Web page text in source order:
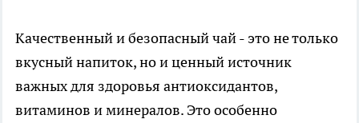
Качественный и безопасный чай - это не только
вкусный напиток, но и ценный источник
важных для здоровья антиоксидантов,
витаминов и минералов. Это особенно